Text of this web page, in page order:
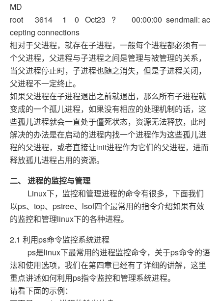
MD
root 3614 1 0 Oct23 ? 00:00:00 sendmail: ac
cepting connections
相对于父进程，就存在子进程，一般每个进程都必须有一
个父进程，父进程与子进程之间是管理与被管理的关系，
当父进程停止时，子进程也随之消失，但是子进程关闭，
父进程不一定终止。
如果父进程在子进程退出之前就退出，那么所有子进程就
变成的一个孤儿进程，如果没有相应的处理机制的话，这
些孤儿进程就会一直处于僵死状态，资源无法释放，此时
解决的办法是在启动的进程内找一个进程作为这些孤儿进
程的父进程，或者直接让init进程作为它们的父进程，进而
释放孤儿进程占用的资源。
二、 进程的监控与管理
Linux下，监控和管理进程的命令有很多，下面我们
以ps、top、pstree、lsof四个最常用的指令介绍如果有效
的监控和管理linux下的各种进程。
2.1 利用ps命令监控系统进程
ps是linux下最常用的进程监控命令，关于ps命令的语
法和使用选项，我们在第四章已经有了详细的讲解，这里
重点讲述如何利用ps指令监控和管理系统进程。
请看下面的示例：